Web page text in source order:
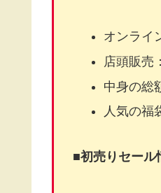
オンライ
店頭販売
中身の総
人気の福
■初売りセール